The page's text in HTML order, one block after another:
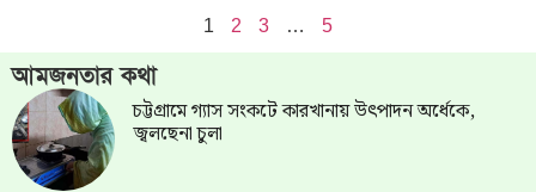
1 2 3 … 5
আমজনতার কথা
চট্টগ্রামে গ্যাস সংকটে কারখানায় উৎপাদন অর্ধেকে,
জ্বলছেনা চুলা